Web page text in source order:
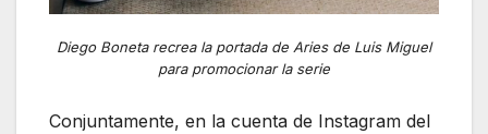
Diego Boneta recrea la portada de Aries de Luis Miguel
para promocionar la serie
Conjuntamente, en la cuenta de Instagram del